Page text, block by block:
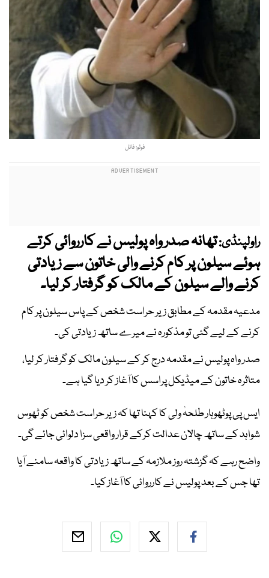
فوٹو: فائل
راولپنڈی:تھانہ صدر واہ پولیس نے کارروائی کرتے
ہوئے سیلون پر کام کرنے والی خاتون سے زیادتی
کرنے والے سیلون کے مالک کو گرفتار کر لیا۔
مدعیہ مقدمہ کے مطابق زیر حراست شخص کے پاس سیلون پر کام
کرنے کے لیے گئی تو مذکورہ نے میرے ساتھ زیادتی کی۔
صدر واہ پولیس نے مقدمہ درج کر کے سیلون مالک کو گرفتار کر لیا،
متاثرہ خاتون کے میڈیکل پراسس کا آغاز کر دیا گیا ہے۔
ایس پی پوٹھوہار طلحہٰ ولی کا کہنا تھا کہ زیر حراست شخص کو ٹھوس
شواہد کے ساتھ چالان عدالت کرکے قرار واقعی سزا دلوائی جائے گی۔
واضح رہے کہ گزشتہ روز ملازمہ کے ساتھ زیادتی کا واقعہ سامنے آیا
تھا جس کے بعد پولیس نے کارروائی کا آغاز کیا۔